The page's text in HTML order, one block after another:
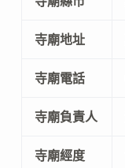
寺廟地址
寺廟電話
寺廟負責人
寺廟經度